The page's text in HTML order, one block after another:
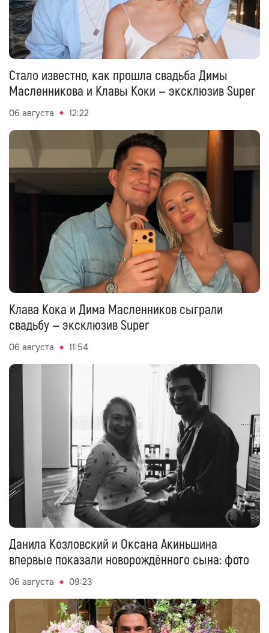
Стало известно, как прошла свадьба Димы
Масленникова и Клавы Коки — эксклюзив Super
06 августа 12:22
Клава Кока и Дима Масленников сыграли
свадьбу — эксклюзив Super
06 августа 11:54
Данила Козловский и Оксана Акиньшина
впервые показали новорождённого сына: фото
06 августа 09:23